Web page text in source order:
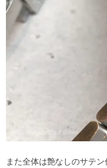
また全体は艶なしのサテ